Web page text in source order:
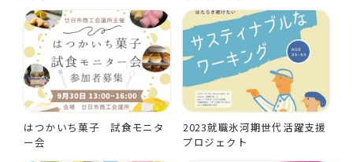
はつかいち菓子 試食モニタ
ー会
2023就職氷河期世代活躍支援
プロジェクト